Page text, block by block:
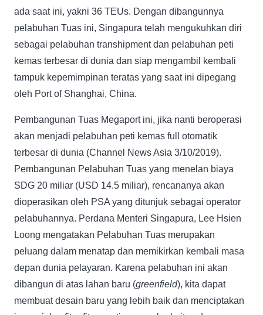
ada saat ini, yakni 36 TEUs. Dengan dibangunnya
pelabuhan Tuas ini, Singapura telah mengukuhkan diri
sebagai pelabuhan transhipment dan pelabuhan peti
kemas terbesar di dunia dan siap mengambil kembali
tampuk kepemimpinan teratas yang saat ini dipegang
oleh Port of Shanghai, China.
Pembangunan Tuas Megaport ini, jika nanti beroperasi
akan menjadi pelabuhan peti kemas full otomatik
terbesar di dunia (Channel News Asia 3/10/2019).
Pembangunan Pelabuhan Tuas yang menelan biaya
SDG 20 miliar (USD 14.5 miliar), rencananya akan
dioperasikan oleh PSA yang ditunjuk sebagai operator
pelabuhannya. Perdana Menteri Singapura, Lee Hsien
Loong mengatakan Pelabuhan Tuas merupakan
peluang dalam menatap dan memikirkan kembali masa
depan dunia pelayaran. Karena pelabuhan ini akan
dibangun di atas lahan baru (greenfield), kita dapat
membuat desain baru yang lebih baik dan menciptakan